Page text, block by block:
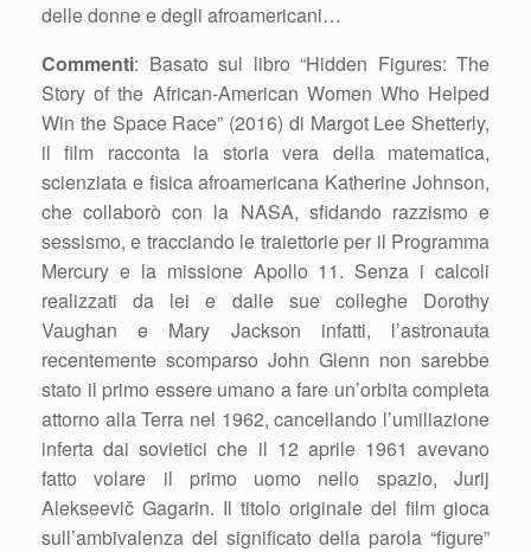
delle donne e degli afroamericani…
Commenti: Basato sul libro “Hidden Figures: The
Story of the African-American Women Who Helped
Win the Space Race” (2016) di Margot Lee Shetterly,
il film racconta la storia vera della matematica,
scienziata e fisica afroamericana Katherine Johnson,
che collaborò con la NASA, sfidando razzismo e
sessismo, e tracciando le traiettorie per il Programma
Mercury e la missione Apollo 11. Senza i calcoli
realizzati da lei e dalle sue colleghe Dorothy
Vaughan e Mary Jackson infatti, l’astronauta
recentemente scomparso John Glenn non sarebbe
stato il primo essere umano a fare un’orbita completa
attorno alla Terra nel 1962, cancellando l’umiliazione
inferta dai sovietici che il 12 aprile 1961 avevano
fatto volare il primo uomo nello spazio, Jurij
Alekseevič Gagarin. Il titolo originale del film gioca
sull’ambivalenza del significato della parola “figure”